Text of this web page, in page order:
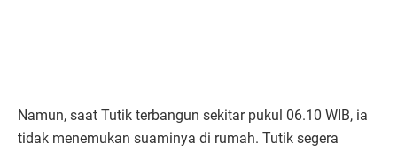
Namun, saat Tutik terbangun sekitar pukul 06.10 WIB, ia
tidak menemukan suaminya di rumah. Tutik segera